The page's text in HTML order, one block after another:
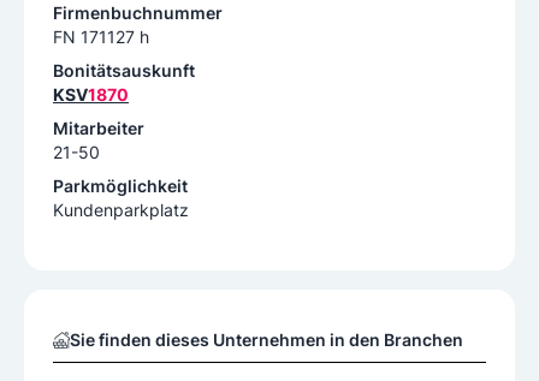
Firmenbuchnummer
FN 171127 h
Bonitätsauskunft
KSV1870
Mitarbeiter
21-50
Parkmöglichkeit
Kundenparkplatz
Sie finden dieses Unternehmen in den Branchen